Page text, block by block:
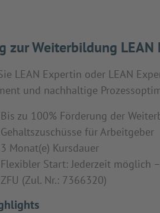
zur Weiterbildung LEAN
LEAN Expertin oder LEAN
und nachhaltige
zu 100% Förderung der
für Arbeitgeber
Monat(e) Kursdauer
Start: Jederzeit möglich
(Zul. Nr.: 7366320)